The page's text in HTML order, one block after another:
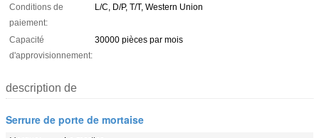
Conditions de
paiement:
L/C, D/P, T/T, Western Union
Capacité
d'approvisionnement:
30000 pièces par mois
description de
Serrure de porte de mortaise